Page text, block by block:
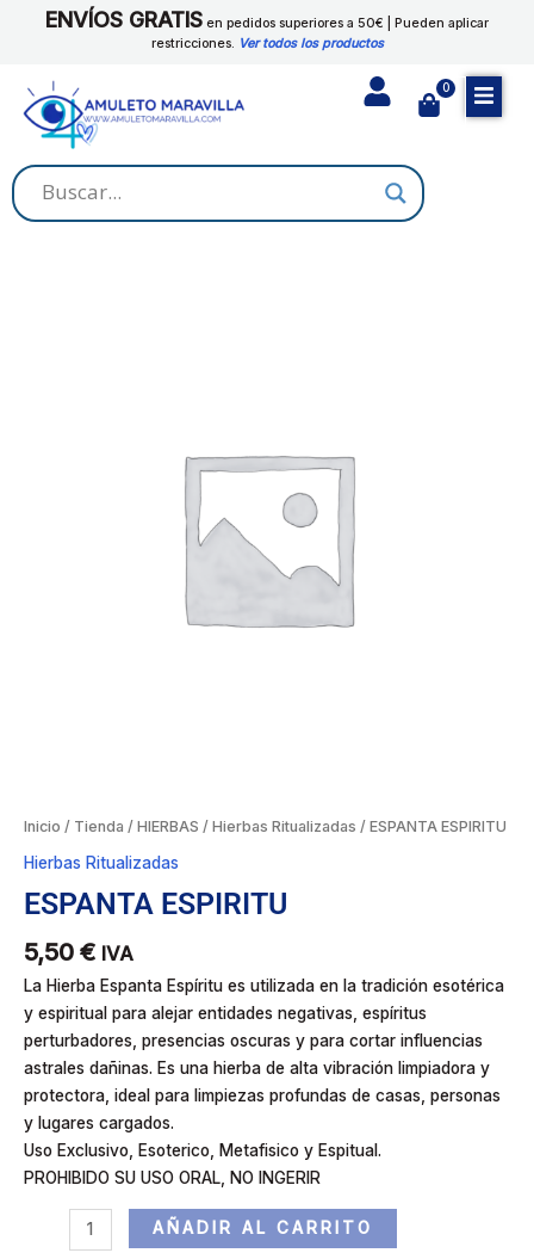
ENVÍOS GRATIS en pedidos superiores a 50€ | Pueden aplicar
restricciones. Ver todos los productos
0
Cart
Inicio / Tienda / HIERBAS / Hierbas Ritualizadas / ESPANTA ESPIRITU
Hierbas Ritualizadas
ESPANTA ESPIRITU
5,50 € IVA
La Hierba Espanta Espíritu es utilizada en la tradición esotérica
y espiritual para alejar entidades negativas, espíritus
perturbadores, presencias oscuras y para cortar influencias
astrales dañinas. Es una hierba de alta vibración limpiadora y
protectora, ideal para limpiezas profundas de casas, personas
y lugares cargados.
Uso Exclusivo, Esoterico, Metafisico y Espitual.
PROHIBIDO SU USO ORAL, NO INGERIR
AÑADIR AL CARRITO